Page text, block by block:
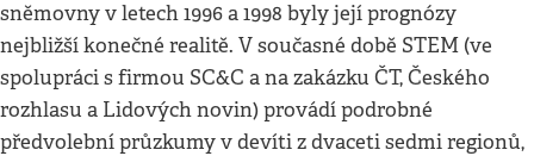
sněmovny v letech 1996 a 1998 byly její prognózy
nejbližší konečné realitě. V současné době STEM (ve
spolupráci s firmou SC&C a na zakázku ČT, Českého
rozhlasu a Lidových novin) provádí podrobné
předvolební průzkumy v devíti z dvaceti sedmi regionů,